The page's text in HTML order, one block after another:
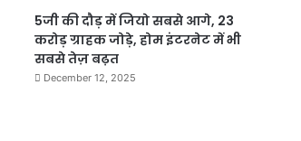
5जी की दौड़ में जियो सबसे आगे, 23
करोड़ ग्राहक जोड़े, होम इंटरनेट में भी
सबसे तेज़ बढ़त
December 12, 2025